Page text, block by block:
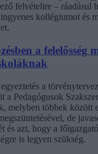
felvételire – ráadásul
kollégiumot és
a felelősség
a
a Pedagógusok
melyben többek között
de
és azt, hogy a
is legyen szükség.